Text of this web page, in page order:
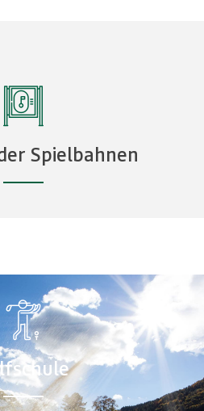
Spielbahnen